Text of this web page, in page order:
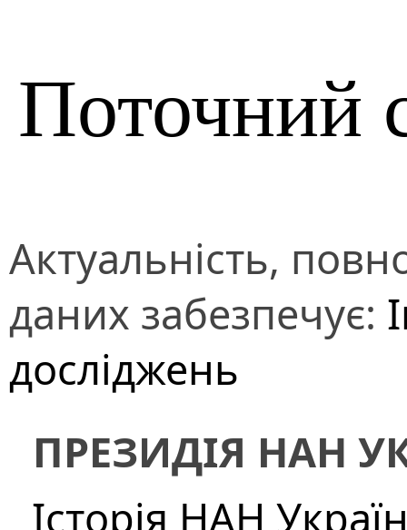
Поточний
Актуальність,
даних забезпечує:
досліджень
ПРЕЗИДІЯ НАН
Історія НАН